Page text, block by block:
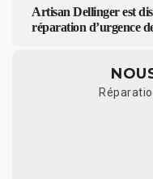
Artisan Dellinger est
réparation d’urgence